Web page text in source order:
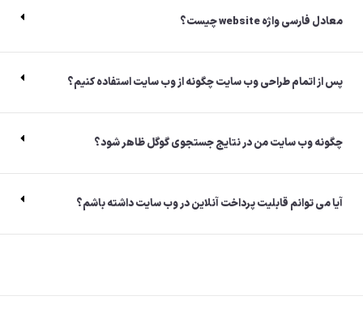
معادل فارسی واژه website چیست؟
پس از اتمام طراحی وب سایت چگونه از وب سایت استفاده کنیم؟
چگونه وب سایت من در نتایج جستجوی گوگل ظاهر شود؟
آیا می توانم قابلیت پرداخت آنلاین در وب سایت داشته باشم؟